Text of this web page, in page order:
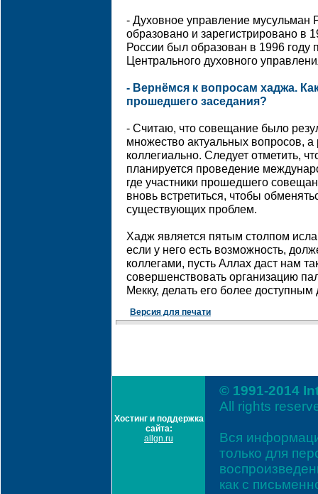
- Духовное управление мусульман
образовано и зарегистрировано в
России был образован в 1996 году
Центрального духовного
- Вернёмся к вопросам хаджа.
прошедшего заседания?
- Считаю, что совещание было
множество актуальных вопросов,
коллегиально. Следует отметить,
планируется проведение
где участники прошедшего
вновь встретиться, чтобы
существующих проблем.
Хадж является пятым столпом
если у него есть возможность,
коллегами, пусть Аллах даст нам
совершенствовать организацию
Мекку, делать его более
Версия для печати
Хостинг и поддержка
сайта:
allgn.ru
© 1991-2014
All rights
Вся
только для
как с